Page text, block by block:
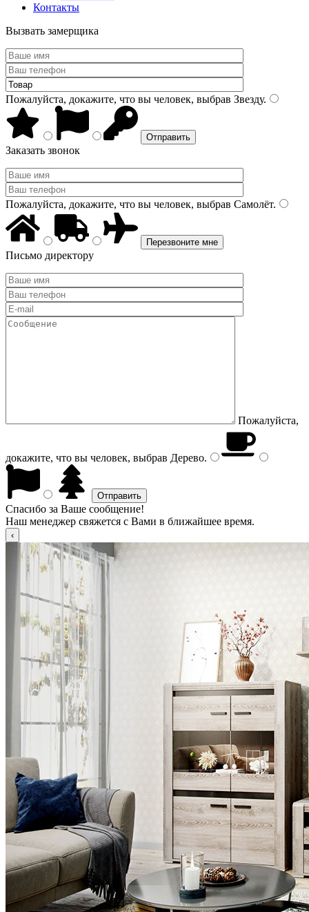
Контакты
Вызвать замерщика
Пожалуйста, докажите, что вы человек, выбрав Звезду.
Заказать звонок
Пожалуйста, докажите, что вы человек, выбрав Самолёт.
Письмо директору
Пожалуйста,
докажите, что вы человек, выбрав Дерево.
Спасибо за Ваше сообщение!
Наш менеджер свяжется с Вами в ближайшее время.